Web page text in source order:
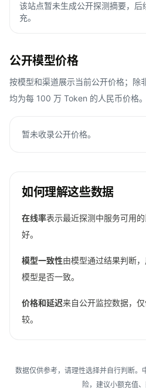
该站点暂未生成公开探测摘要，
充。
公开模型价格
按模型和渠道展示当前公开价格；除
均为每 100 万 Token 的人民币价格。
暂未收录公开价格。
如何理解这些数据
在线率表示最近探测中服务可用
好。
模型一致性由模型通过结果判断
模型是否一致。
价格和延迟来自公开监控数据，
较。
数据仅供参考，请理性选择并自行判断。
险，建议小额充值、